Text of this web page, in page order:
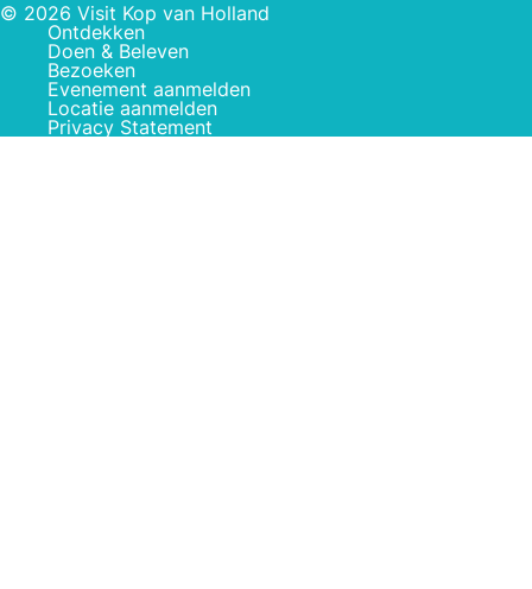
© 2026 Visit Kop van Holland
Ontdekken
Doen & Beleven
Bezoeken
Evenement aanmelden
Locatie aanmelden
Privacy Statement